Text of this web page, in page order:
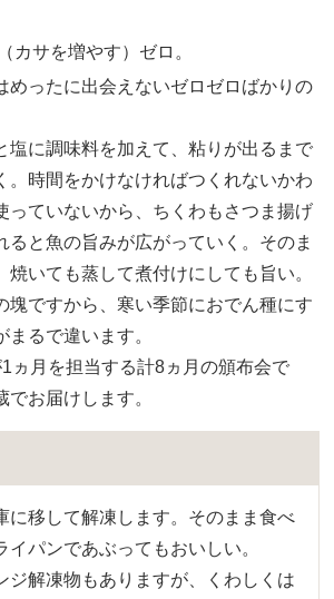
カサを増やす）ゼロ。
ったに出会えないゼロゼロばかりの
に調味料を加えて、粘りが出るまで
。時間をかけなければつくれないかわ
っていないから、ちくわもさつま揚げ
ると魚の旨みが広がっていく。そのま
焼いても蒸して煮付けにしても旨い。
塊ですから、寒い季節におでん種にす
まるで違います。
ヵ月を担当する計8ヵ月の頒布会で
お届けします。
移して解凍します。そのまま食べ
イパンであぶってもおいしい。
解凍物もありますが、くわしくは